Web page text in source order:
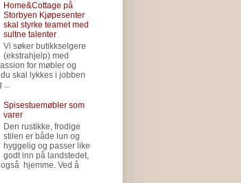
Home&Cottage på
Storbyen Kjøpesenter
skal styrke teamet med
sultne talenter
Vi søker butikkselgere
(ekstrahjelp) med
for møbler og
skal lykkes i jobben
Spisestuemøbler som
varer
Den rustikke, frodige
stilen er både lun og
hyggelig og passer like
godt inn på landstedet,
hjemme. Ved å